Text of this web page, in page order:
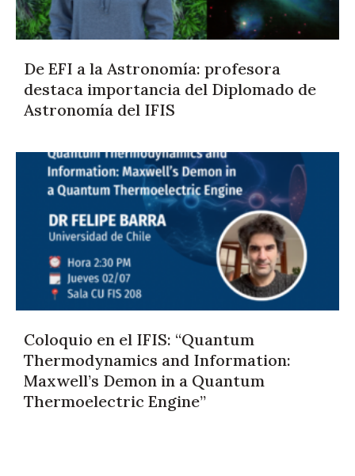
De EFI a la Astronomía: profesora
destaca importancia del Diplomado de
Astronomía del IFIS
Coloquio en el IFIS: “Quantum
Thermodynamics and Information:
Maxwell’s Demon in a Quantum
Thermoelectric Engine”